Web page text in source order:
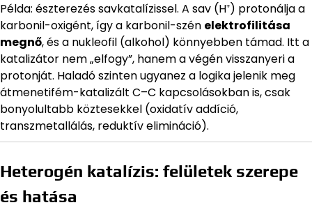
Példa: észterezés savkatalízissel. A sav (H⁺) protonálja a
karbonil-oxigént, így a karbonil-szén elektrofilitása
megnő, és a nukleofil (alkohol) könnyebben támad. Itt a
katalizátor nem „elfogy”, hanem a végén visszanyeri a
protonját. Haladó szinten ugyanez a logika jelenik meg
átmenetifém-katalizált C–C kapcsolásokban is, csak
bonyolultabb köztesekkel (oxidatív addíció,
transzmetallálás, reduktív elimináció).
Heterogén katalízis: felületek szerepe
és hatása